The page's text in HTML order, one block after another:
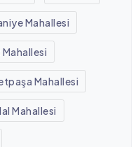
Mahallesi
Mahallesi
Mahallesi